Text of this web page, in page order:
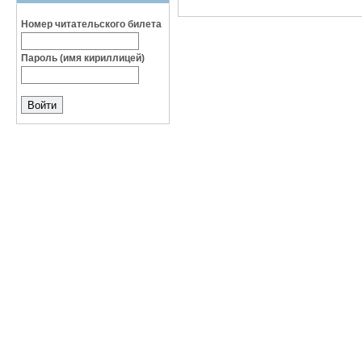
Номер читательского билета
Пароль (имя кириллицей)